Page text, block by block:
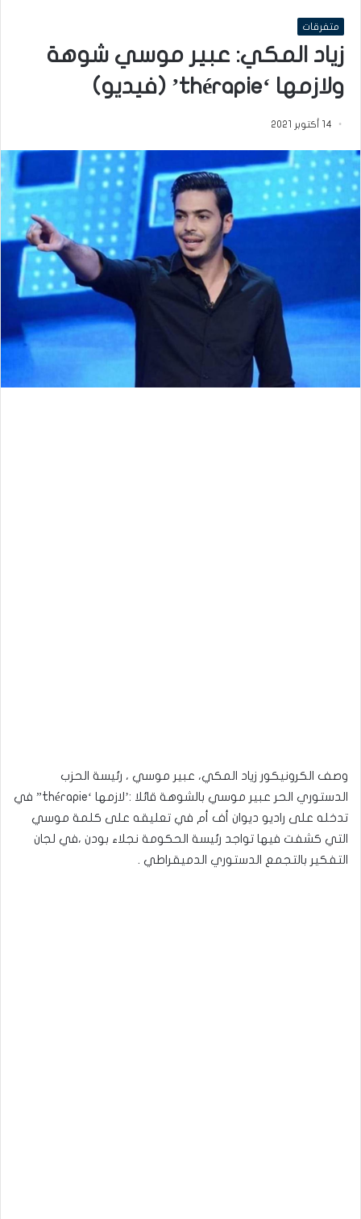
متفرقات
زياد المكي: عبير موسي شوهة
ولازمها ‘thérapie’ (فيديو)
14 أكتوبر 2021
وصف الكرونيكور زياد المكي، عبير موسي ، رئيسة الحزب
الدستوري الحر عبير موسي بالشوهة قائلا :’لازمها ‘thérapie” في
تدخله على راديو ديوان أف أم في تعليقه على كلمة موسي
التي كشفت فيها تواجد رئيسة الحكومة نجلاء بودن ،في لجان
التفكير بالتجمع الدستوري الدميقراطي .